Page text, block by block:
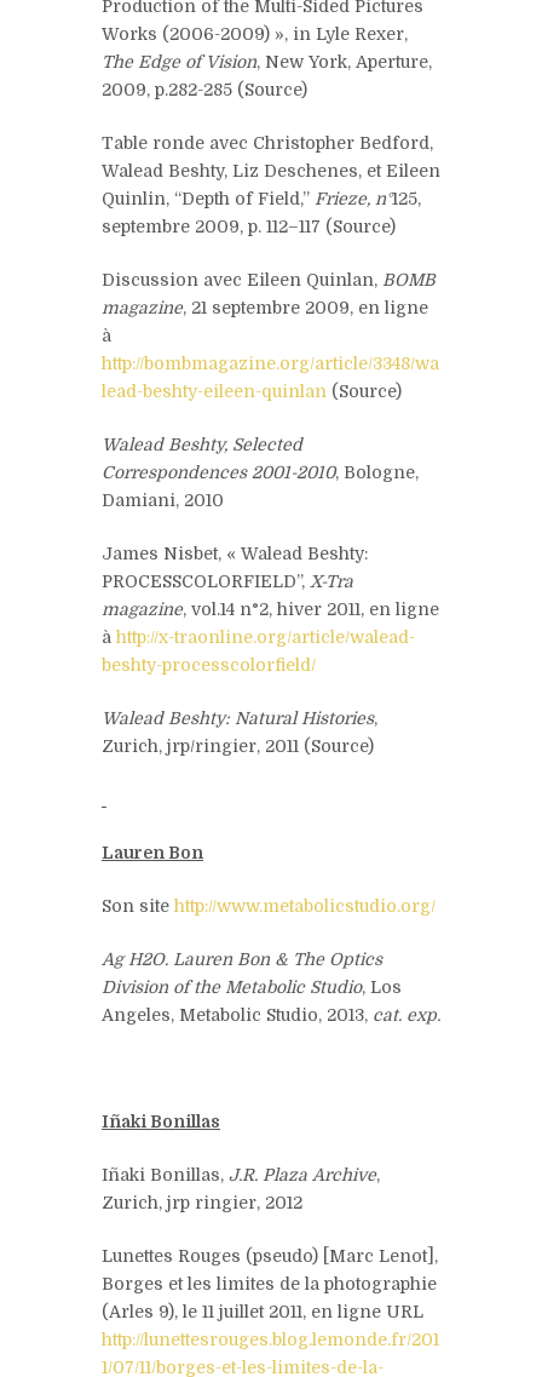
Production of the Multi-Sided Pictures
Works (2006-2009) », in Lyle Rexer,
The Edge of Vision, New York, Aperture,
2009, p.282-285 (Source)
Table ronde avec Christopher Bedford,
Walead Beshty, Liz Deschenes, et Eileen
Quinlin, “Depth of Field,” Frieze, n°125,
septembre 2009, p. 112–117 (Source)
Discussion avec Eileen Quinlan, BOMB
magazine, 21 septembre 2009, en ligne
à
http://bombmagazine.org/article/3348/wa
lead-beshty-eileen-quinlan (Source)
Walead Beshty, Selected
Correspondences 2001-2010, Bologne,
Damiani, 2010
James Nisbet, « Walead Beshty:
PROCESSCOLORFIELD”, X-Tra
magazine, vol.14 n°2, hiver 2011, en ligne
à http://x-traonline.org/article/walead-
beshty-processcolorfield/
Walead Beshty: Natural Histories,
Zurich, jrp/ringier, 2011 (Source)
Lauren Bon
Son site http://www.metabolicstudio.org/
Ag H2O. Lauren Bon & The Optics
Division of the Metabolic Studio, Los
Angeles, Metabolic Studio, 2013, cat. exp.
Iñaki Bonillas
Iñaki Bonillas, J.R. Plaza Archive,
Zurich, jrp ringier, 2012
Lunettes Rouges (pseudo) [Marc Lenot],
Borges et les limites de la photographie
(Arles 9), le 11 juillet 2011, en ligne URL
http://lunettesrouges.blog.lemonde.fr/201
1/07/11/borges-et-les-limites-de-la-